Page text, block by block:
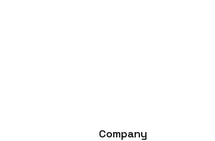
Company